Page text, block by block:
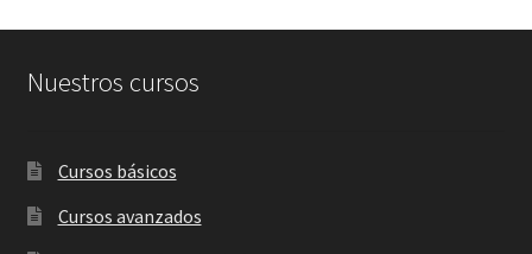
Nuestros cursos
Cursos básicos
Cursos avanzados